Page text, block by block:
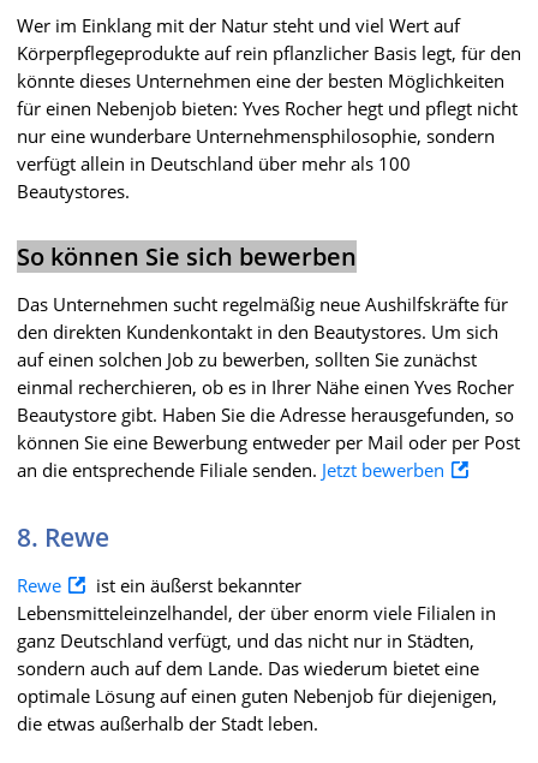
Wer im Einklang mit der Natur steht und viel Wert auf
Körperpflegeprodukte auf rein pflanzlicher Basis legt, für den
könnte dieses Unternehmen eine der besten Möglichkeiten
für einen Nebenjob bieten: Yves Rocher hegt und pflegt nicht
nur eine wunderbare Unternehmensphilosophie, sondern
verfügt allein in Deutschland über mehr als 100
Beautystores.
So können Sie sich bewerben
Das Unternehmen sucht regelmäßig neue Aushilfskräfte für
den direkten Kundenkontakt in den Beautystores. Um sich
auf einen solchen Job zu bewerben, sollten Sie zunächst
einmal recherchieren, ob es in Ihrer Nähe einen Yves Rocher
Beautystore gibt. Haben Sie die Adresse herausgefunden, so
können Sie eine Bewerbung entweder per Mail oder per Post
an die entsprechende Filiale senden. Jetzt bewerben
8. Rewe
Rewe
ist ein äußerst bekannter
Lebensmitteleinzelhandel, der über enorm viele Filialen in
ganz Deutschland verfügt, und das nicht nur in Städten,
sondern auch auf dem Lande. Das wiederum bietet eine
optimale Lösung auf einen guten Nebenjob für diejenigen,
die etwas außerhalb der Stadt leben.